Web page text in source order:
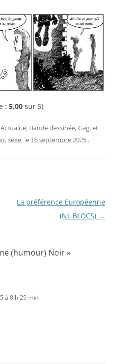
: 5,00 sur 5)
Actualité, Bande dessinée,Gag, et
,sexe, le 16 septembre 2025 .
La préférence Européenne
(NL BLOCS) →
(humour) Noir»
à 8 h 29 min